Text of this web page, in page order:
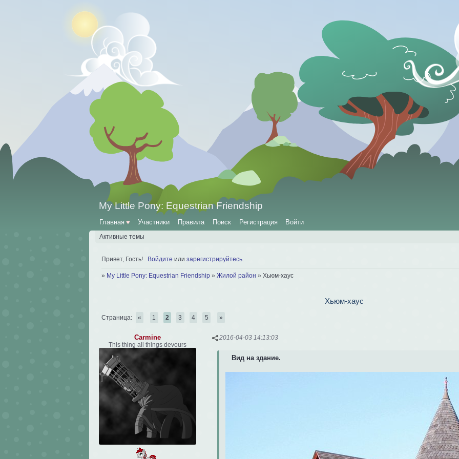
My Little Pony: Equestrian Friendship
Главная ♥ Участники Правила Поиск Регистрация Войти
Активные темы
Привет, Гость! Войдите или зарегистрируйтесь
» My Little Pony: Equestrian Friendship » Жилой район » Хьюм-хаус
Хьюм-хаус
Страница: « 1 2 3 4 5 »
2016-04-03 14:13:03
Carmine
This thing all things devours
Вид на здание.